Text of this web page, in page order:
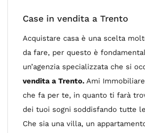
Case in vendita a Trento
Acquistare casa è una scelta
da fare, per questo è
un’agenzia specializzata che si
vendita a Trento. Ami
che fa per te, in quanto ti farà
dei tuoi sogni soddisfando tutte
Che sia una villa, un